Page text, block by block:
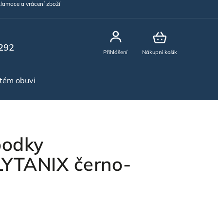
a vrácení zboží
Nákupní košík
Přihlášení
obuvi
černo-